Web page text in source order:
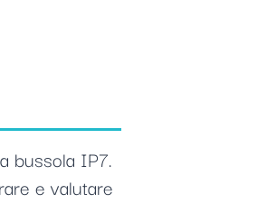
bussola IP7.
e valutare